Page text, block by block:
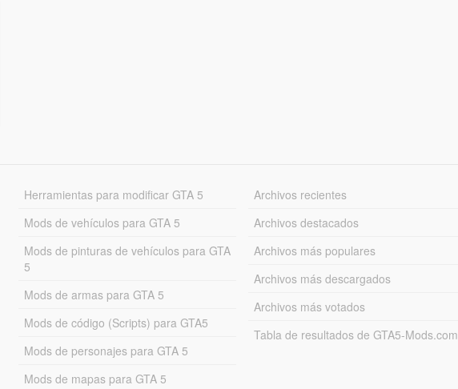
Herramientas para modificar GTA 5
Mods de vehículos para GTA 5
Mods de pinturas de vehículos para GTA
5
Mods de armas para GTA 5
Mods de código (Scripts) para GTA5
Mods de personajes para GTA 5
Mods de mapas para GTA 5
Archivos recientes
Archivos destacados
Archivos más populares
Archivos más descargados
Archivos más votados
Tabla de resultados de GTA5-Mods.com